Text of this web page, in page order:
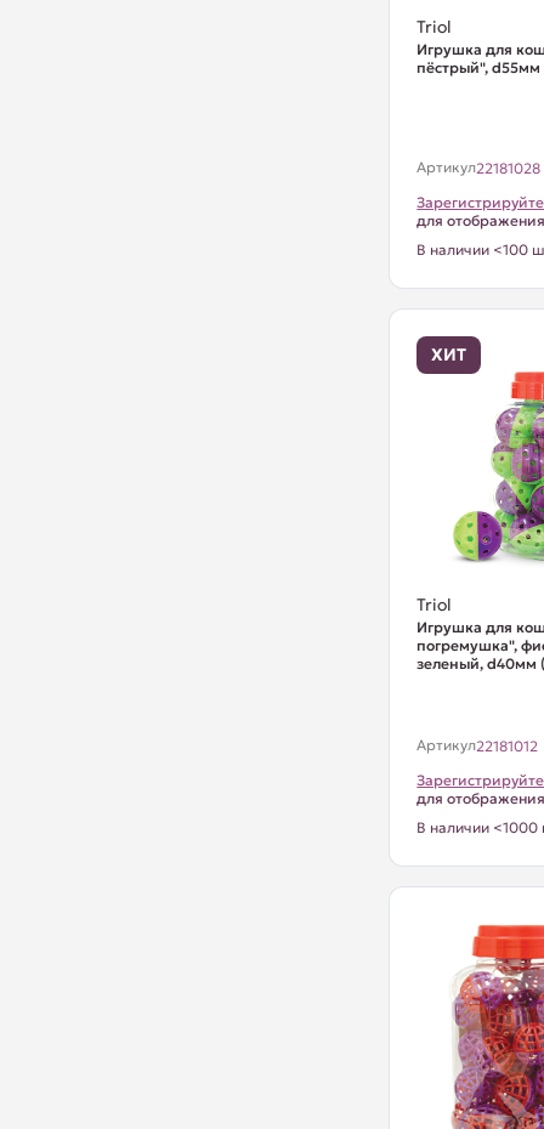
Triol
Игрушка для
пёстрый", d55мм
Артикул22181028
для
В наличии <100
ХИТ
Triol
Игрушка для
погремушка",
зеленый, d40мм
Артикул22181012
для
В наличии <1000